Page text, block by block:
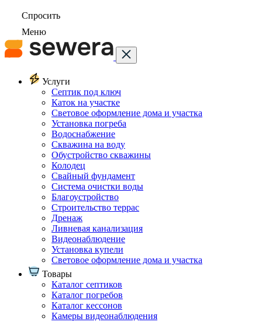
Спросить
Меню
Услуги
Септик под ключ
Каток на участке
Световое оформление дома и участка
Установка погреба
Водоснабжение
Скважина на воду
Обустройство скважины
Колодец
Свайный фундамент
Система очистки воды
Благоустройство
Строительство террас
Дренаж
Ливневая канализация
Видеонаблюдение
Установка купели
Световое оформление дома и участка
Товары
Каталог септиков
Каталог погребов
Каталог кессонов
Камеры видеонаблюдения